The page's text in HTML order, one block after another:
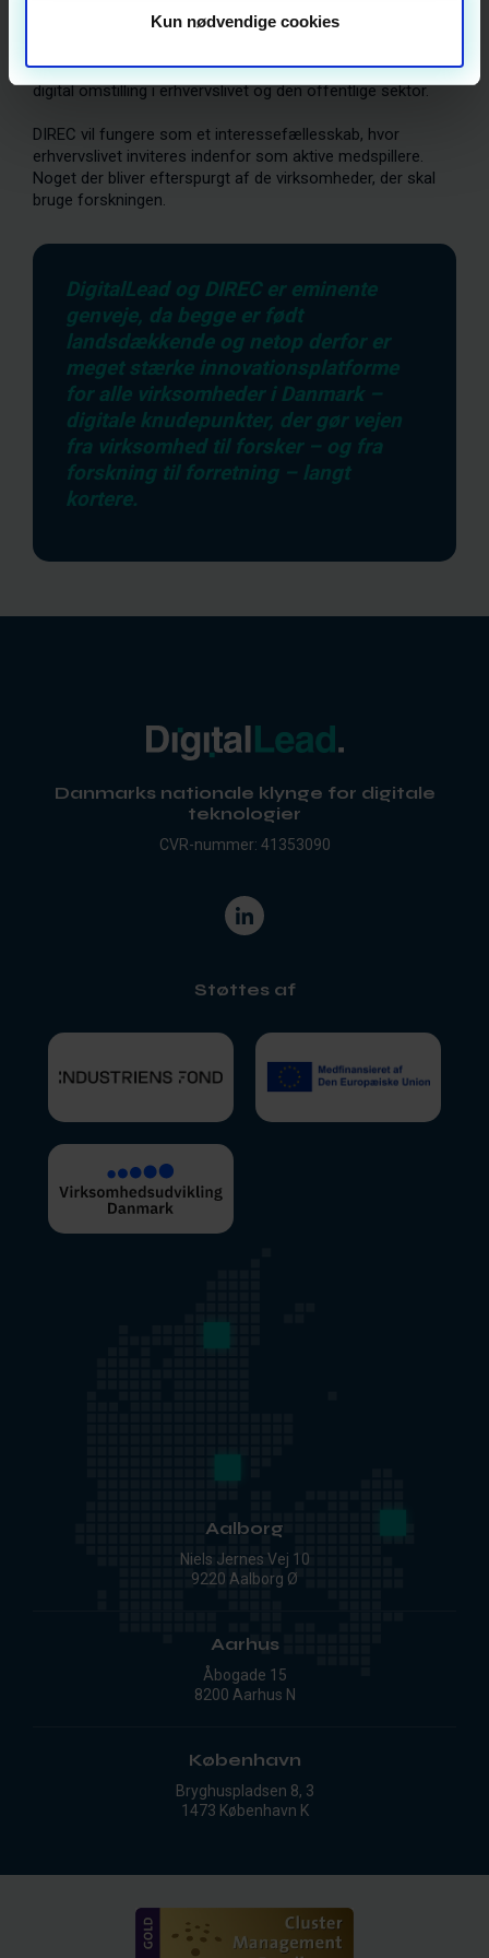
Kun nødvendige cookies
hvor forskning bliver omsat til værdiskabende løsninger og
digital omstilling i erhvervslivet og den offentlige sektor.
DIREC vil fungere som et interessefællesskab, hvor
erhvervslivet inviteres indenfor som aktive medspillere.
Noget der bliver efterspurgt af de virksomheder, der skal
bruge forskningen.
DigitalLead og DIREC er eminente
genveje, da begge er født
landsdækkende og netop derfor er
meget stærke innovationsplatforme
for alle virksomheder i Danmark –
digitale knudepunkter, der gør vejen
fra virksomhed til forsker – og fra
forskning til forretning – langt
kortere.
Danmarks nationale klynge for digitale
teknologier
CVR-nummer: 41353090
Støttes af
Aalborg
Niels Jernes Vej 10
9220 Aalborg Ø
Aarhus
Åbogade 15
8200 Aarhus N
København
Bryghuspladsen 8, 3
1473 København K